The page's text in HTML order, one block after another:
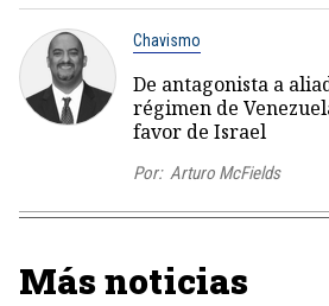
Chavismo
De antagonista a
régimen de
favor de Israel
Por: Arturo McFields
Más noticias